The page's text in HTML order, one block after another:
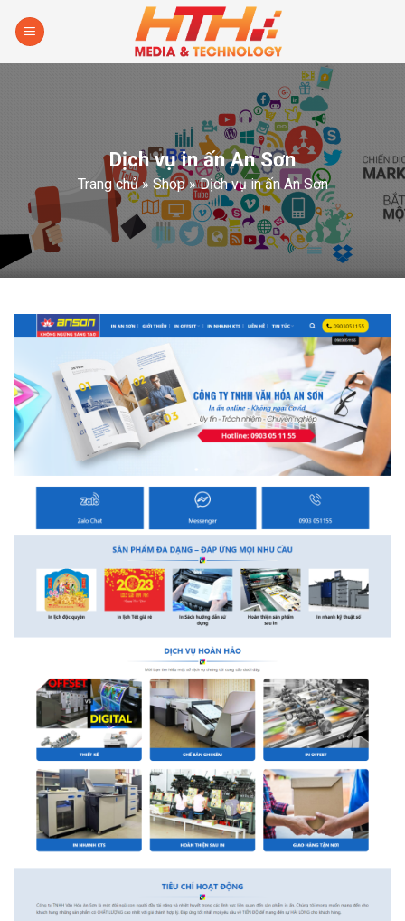
Dịch vụ in ấn An Sơn
Trang chủ» Shop»Dịch vụ in ấn An Sơn